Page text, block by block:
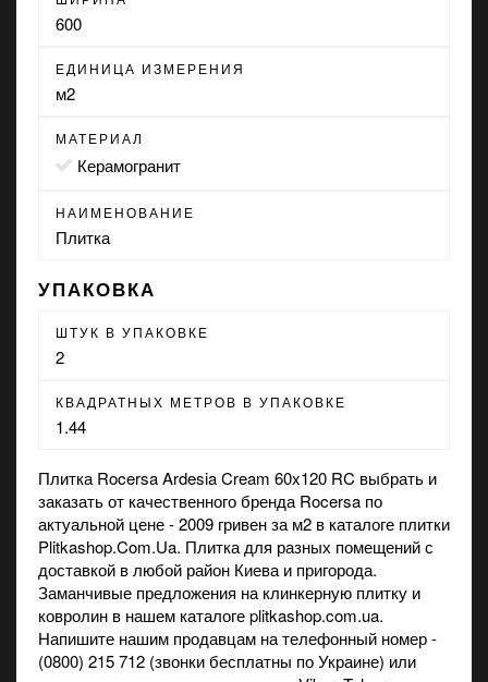
600
ЕДИНИЦА ИЗМЕРЕНИЯ
м2
МАТЕРИАЛ
Керамогранит
НАИМЕНОВАНИЕ
Плитка
УПАКОВКА
ШТУК В УПАКОВКЕ
2
КВАДРАТНЫХ МЕТРОВ В УПАКОВКЕ
1.44
Плитка Rocersa Ardesia Cream 60x120 RC выбрать и
заказать от качественного бренда Rocersa по
актуальной цене - 2009 гривен за м2 в каталоге плитки
Plitkashop.Com.Ua. Плитка для разных помещений с
доставкой в любой район Киева и пригорода.
Заманчивые предложения на клинкерную плитку и
ковролин в нашем каталоге plitkashop.com.ua.
Напишите нашим продавцам на телефонный номер -
(0800) 215 712 (звонки бесплатны по Украине) или